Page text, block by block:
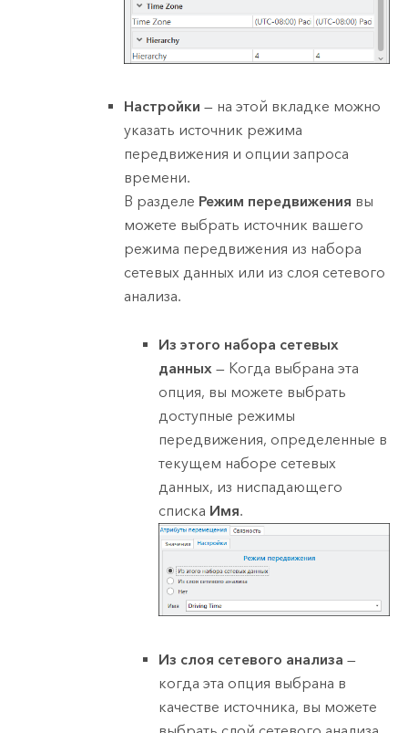
Настройки — на этой вкладке можно
указать источник режима
передвижения и опции запроса
времени.
В разделе Режим передвижения вы
можете выбрать источник вашего
режима передвижения из набора
сетевых данных или из слоя сетевого
анализа.
Из этого набора сетевых
данных — Когда выбрана эта
опция, вы можете выбрать
доступные режимы
передвижения, определенные в
текущем наборе сетевых
данных, из ниспадающего
списка Имя.
Из слоя сетевого анализа —
когда эта опция выбрана в
качестве источника, вы можете